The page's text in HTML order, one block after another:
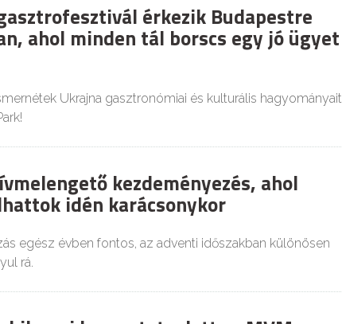
érkezik Budapestre
ahol minden tál borscs egy jó ügyet
Ukrajna gasztronómiai és kulturális hagyományait,
kezdeményezés, ahol
idén karácsonykor
egész évben fontos, az adventi időszakban különösen
rá.